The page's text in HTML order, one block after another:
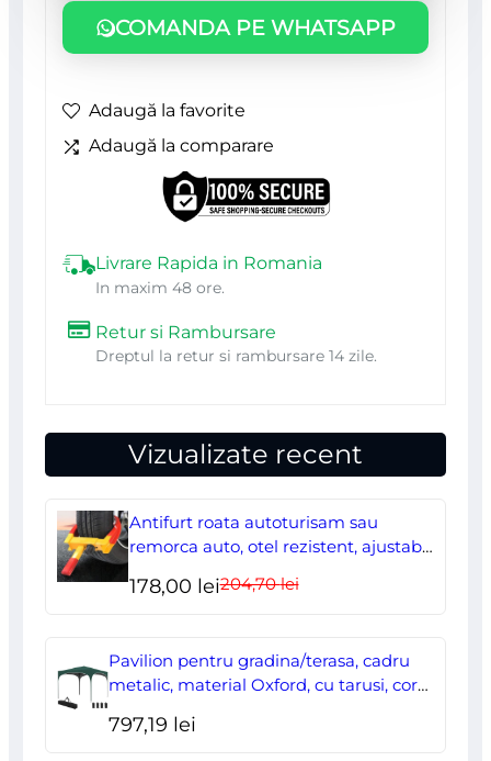
Livrare Rapida in Romania
In maxim 48 ore.
Retur si Rambursare
Dreptul la retur si rambursare 14 zile.
COMANDA PE WHATSAPP
ARTOOL
Adaugă la favorite
Adaugă la comparare
Vizualizate recent
Antifurt roata autoturisam sau
remorca auto, otel rezistent, ajustabil,
204,70leiPrețul
a
fost:
178,00 lei
Prețul
este:
178,00 lei.
Pavilion pentru gradina/terasa, cadru
metalic, material Oxford, cu tarusi, corzi
2.95×2.95×2.55 m
797,19 lei